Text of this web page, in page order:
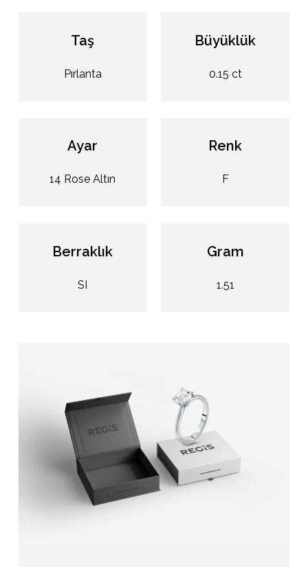
Taş
Pırlanta
Büyüklük
0.15 ct
Ayar
14 Rose Altın
Renk
F
Berraklık
SI
Gram
1.51